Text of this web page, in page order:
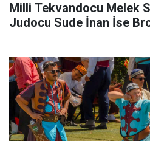
Milli Tekvandocu Melek
Judocu Sude İnan İse